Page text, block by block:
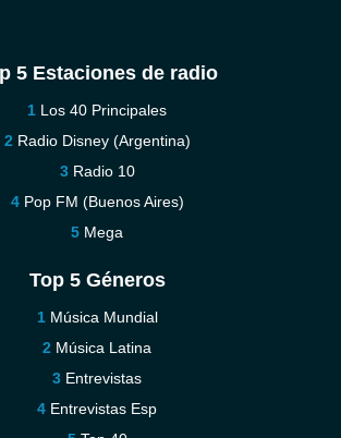
5 Estaciones de radio
Los 40 Principales
Radio Disney (Argentina)
Radio 10
Pop FM (Buenos Aires)
Mega
Top 5 Géneros
Música Mundial
Música Latina
Entrevistas
Entrevistas Esp